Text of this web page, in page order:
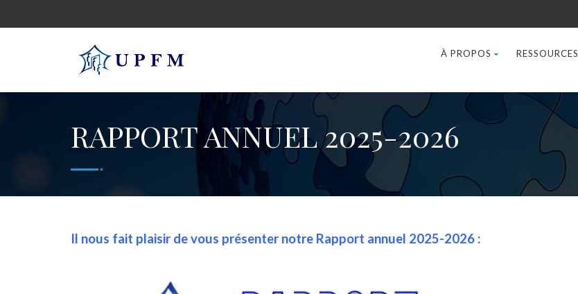
À PROPOS RESSOURCES
RAPPORT ANNUEL 2025-2026
Il nous fait plaisir de vous présenter notre Rapport annuel 2025-2026 :